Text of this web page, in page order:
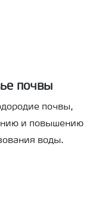
почвы
почвы,
и повышению
воды.